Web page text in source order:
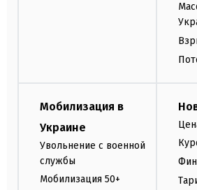
Мобилизация в
Украине
Увольнение с военной
службы
Мобилизация 50+